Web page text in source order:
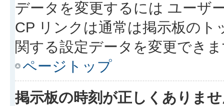
データを変更するには ユーザ
CP リンクは通常は掲示板の
関する設定データを変更でき
ページトップ
掲示板の時刻が正しくありま